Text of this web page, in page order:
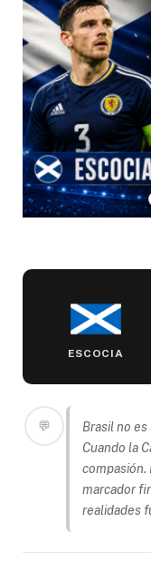
ESCOCIA
💬
Brasil no
Cuando la
compasión.
marcador
realidades